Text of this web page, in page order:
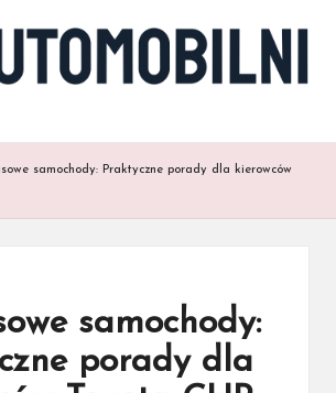
samochody: Praktyczne porady dla kierowców
samochody:
porady dla